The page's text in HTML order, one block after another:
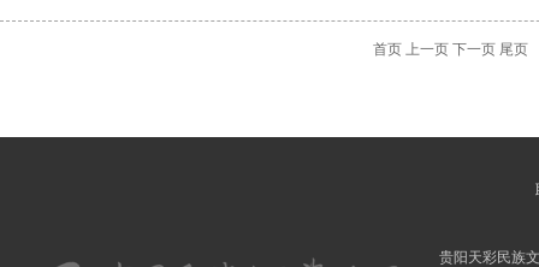
首页 上一页 下一页 尾页
贵阳天彩民族